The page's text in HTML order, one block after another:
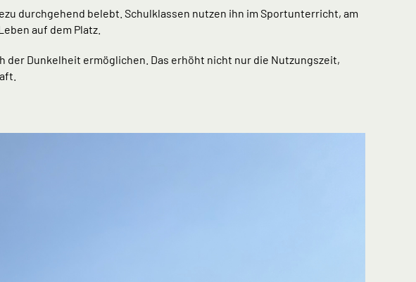
durchgehend belebt. Schulklassen nutzen ihn im Sportunterricht, am
auf dem Platz.
der Dunkelheit ermöglichen. Das erhöht nicht nur die Nutzungszeit,